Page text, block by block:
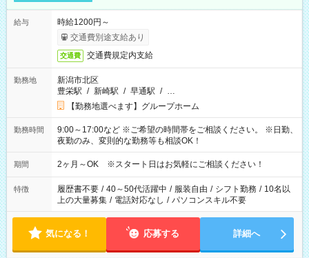
給与
時給1200円～
交通費別途支給あり
交通費 交通費規定内支給
勤務地
新潟市北区
豊栄駅 / 新崎駅 / 早通駅 / …
【勤務地選べます】グループホーム
勤務時間
9:00～17:00など ※ご希望の時間帯をご相談ください。 ※日勤、
夜勤のみ、変則的な勤務等も相談OK！
期間 2ヶ月～OK ※スタート日はお気軽にご相談ください！
特徴 履歴書不要 / 40～50代活躍中 / 服装自由 / シフト勤務 / 10名以
上の大量募集 / 電話対応なし / パソコンスキル不要
気になる！ 応募する 詳細へ